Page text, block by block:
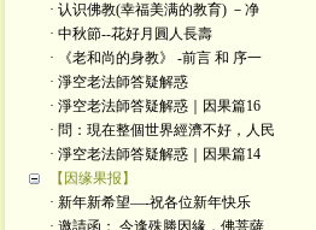
· 认识佛教(幸福美满的教育) －净
· 中秋節--花好月圓人長壽
· 《老和尚的身教》 -前言 和 序一
· 淨空老法師答疑解惑
· 淨空老法師答疑解惑｜因果篇16
· 問：現在整個世界經濟不好，人民
· 淨空老法師答疑解惑｜因果篇14
【因缘果报】
· 新年新希望—-祝各位新年快乐
· 邀請函： 今逢殊勝因緣，佛菩薩